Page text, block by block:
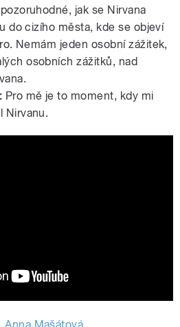
jak se Nirvana
do cizího města, kde se objeví
Nemám jeden osobní zážitek,
osobních zážitků, nad
Pro mě je to moment, kdy mi
Nirvanu.
Anna Mašátová